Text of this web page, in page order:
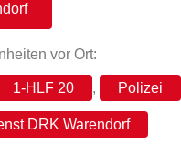
vor Ort:
1-HLF 20 , Polizei
DRK Warendorf